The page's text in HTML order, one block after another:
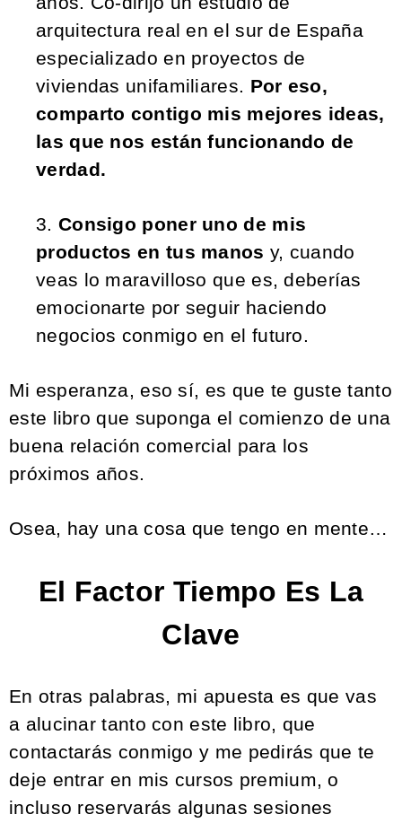
arquitectura real en el sur de España
especializado en proyectos de
viviendas unifamiliares. Por eso,
comparto contigo mis mejores ideas,
las que nos están funcionando de
verdad.
3. Consigo poner uno de mis
productos en tus manos y, cuando
veas lo maravilloso que es, deberías
emocionarte por seguir haciendo
negocios conmigo en el futuro.
Mi esperanza, eso sí, es que te guste tanto
este libro que suponga el comienzo de una
buena relación comercial para los
próximos años.
Osea, hay una cosa que tengo en mente…
El Factor Tiempo Es La
Clave
En otras palabras, mi apuesta es que vas
a alucinar tanto con este libro, que
contactarás conmigo y me pedirás que te
deje entrar en mis cursos premium, o
incluso reservarás algunas sesiones